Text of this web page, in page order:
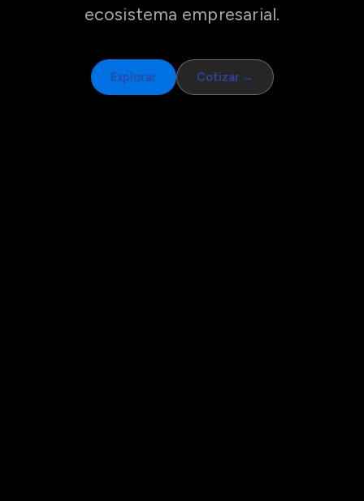
ecosistema empresarial.
Explorar Cotizar →